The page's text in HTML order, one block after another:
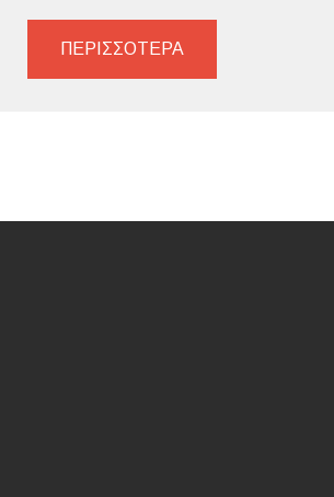
ΠΕΡΙΣΣΟΤΕΡΑ